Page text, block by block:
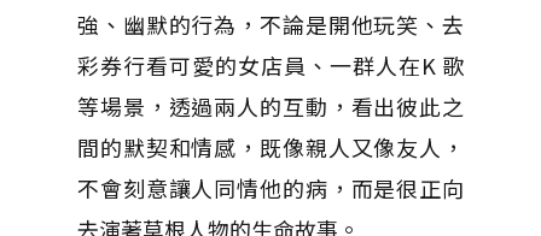
強、幽默的行為，不論是開他玩笑、去
彩券行看可愛的女店員、一群人在K 歌
等場景，透過兩人的互動，看出彼此之
間的默契和情感，既像親人又像友人，
不會刻意讓人同情他的病，而是很正向
去演著草根人物的生命故事。